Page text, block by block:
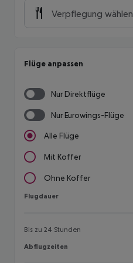
Verpflegung wählen
Flüge anpassen
Nur Direktflüge
Nur Eurowings-Flüge
Alle Flüge
Mit Koffer
Ohne Koffer
Flugdauer
Flugdauer
Bis zu 24 Stunden
Abflugzeiten
Abflugzeiten